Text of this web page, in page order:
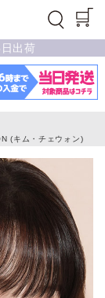
出荷
(キム・チェウォン)